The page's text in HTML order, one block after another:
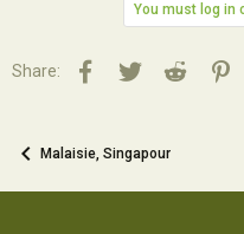
You must log in
Share: Facebook
TwitterReddit
Malaisie, Singapour